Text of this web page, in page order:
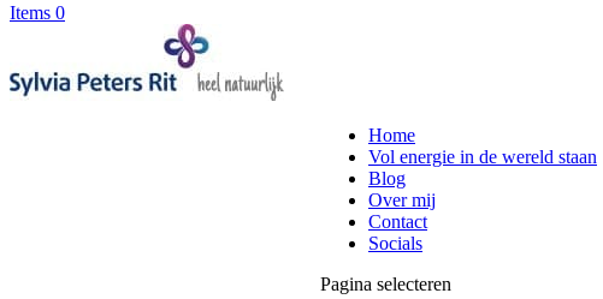
Items 0
Home
Vol energie in de wereld staan
Blog
Over mij
Contact
Socials
Pagina selecteren